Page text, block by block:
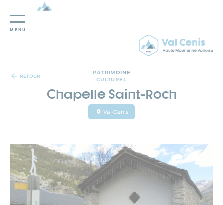
Panneau de gestion des cookies
MENU
RETOUR
PATRIMOINE
CULTUREL
Chapelle Saint-Roch
Val-Cenis